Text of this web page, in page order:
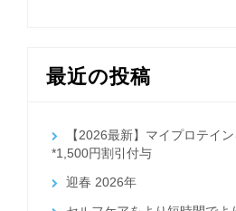
最近の投稿
【2026最新】マイプロテイ
*1,500円割引付与
迎春 2026年